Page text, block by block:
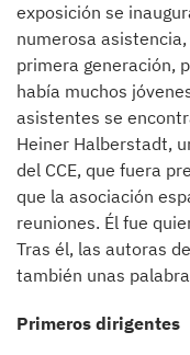
exposición se
numerosa
primera generación,
había muchos
asistentes se
Heiner Halberstadt,
del CCE, que fuera
que la asociación
reuniones. Él fue
Tras él, las autoras
también unas
Primeros dirigentes